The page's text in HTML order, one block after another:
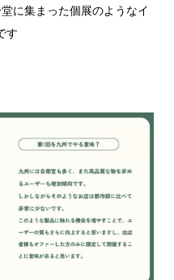
に集まった個展のようなイ
す